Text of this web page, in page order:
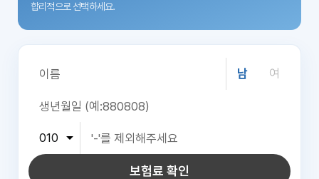
합리적으로 선택하세요.
남 여
보험료 확인